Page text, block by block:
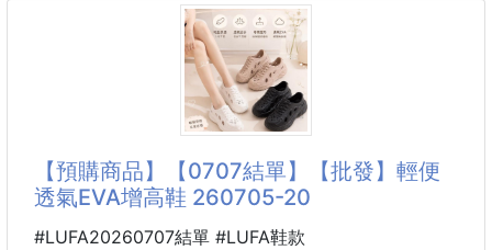
濃郁奶香在嘴裡爆開
酸甜交織的香氣直接讓人愛上🥇✨
精緻質感禮盒設計，送禮自用都體面✨
🉐️🉐️🉐️美味開團一盒$xxx
【預購商品】【0707結單】【批發】輕便
透氣EVA增高鞋 260705-20
#LUFA20260707結單 #LUFA鞋款